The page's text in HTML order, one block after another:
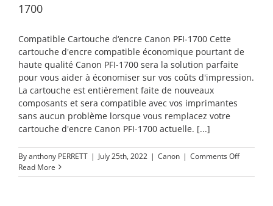
1700
Compatible Cartouche d‘encre Canon PFI-1700 Cette
cartouche d'encre compatible économique pourtant de
haute qualité Canon PFI-1700 sera la solution parfaite
pour vous aider à économiser sur vos coûts d'impression.
La cartouche est entièrement faite de nouveaux
composants et sera compatible avec vos imprimantes
sans aucun problème lorsque vous remplacez votre
cartouche d'encre Canon PFI-1700 actuelle. [...]
Byanthony PERRETT | July 25th, 2022 | Canon | Comments Offon
Read More